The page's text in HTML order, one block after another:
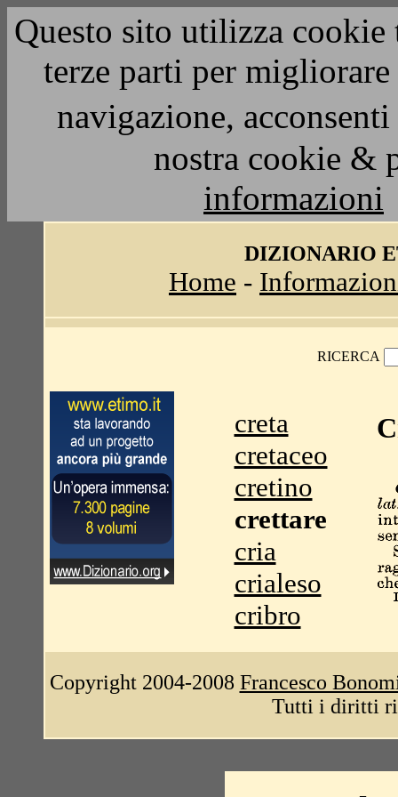
Questo sito utilizza
terze parti per
navigazione,
nostra cookie &
informazioni
DIZIONARIO
Home -
RICERCA
creta
cretaceo
cretino
crettare
cria
crialeso
cribro
Copyright 2004-2008 Francesco
Tutti i diritti